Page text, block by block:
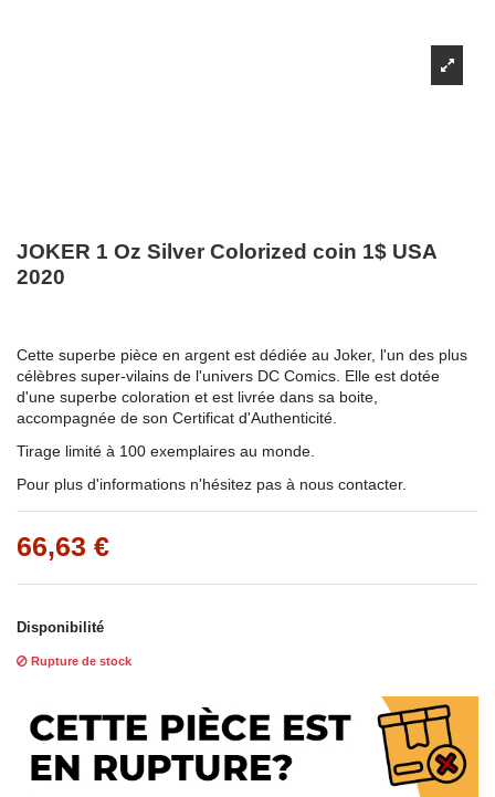
JOKER 1 Oz Silver Colorized coin 1$ USA
2020
Cette superbe pièce en argent est dédiée au Joker, l'un des plus
célèbres super-vilains de l'univers DC Comics. Elle est dotée
d'une superbe coloration et est livrée dans sa boite,
accompagnée de son Certificat d'Authenticité.
Tirage limité à 100 exemplaires au monde.
Pour plus d'informations n'hésitez pas à nous contacter.
66,63 €
Disponibilité
Rupture de stock